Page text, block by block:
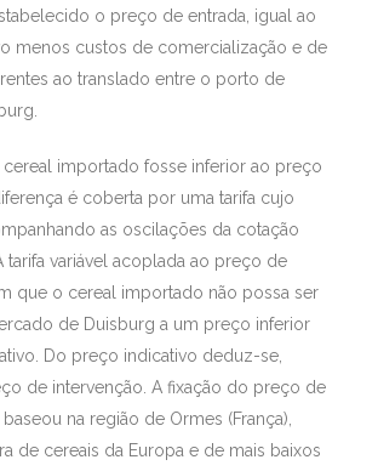
o preço de entrada, igual ao
menos custos de comercialização e de
ao translado entre o porto de
importado fosse inferior ao preço
é coberta por uma tarifa cujo
as oscilações da cotação
tarifa variável acoplada ao preço de
que o cereal importado não possa ser
de Duisburg a um preço inferior
Do preço indicativo deduz-se,
de intervenção. A fixação do preço de
na região de Ormes (França),
de cereais da Europa e de mais baixos